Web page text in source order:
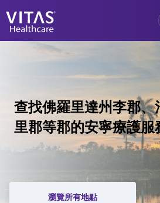
安寧療護基本概述
我們的服務
醫療服務專業人員
家庭與照顧者
查找佛羅里達州李郡
里郡等郡的安寧療護服
瀏覽所有地點